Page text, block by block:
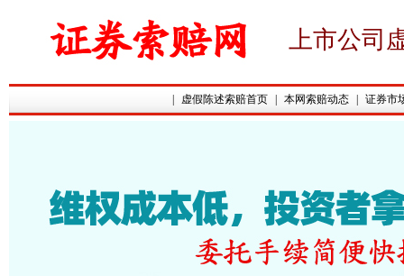
上市公司
虚假陈述索赔首页 本网索赔动态 证券市